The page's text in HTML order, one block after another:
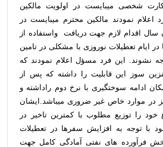
کارت شخصی میبایست در اولویت مالکین
اعلام نمودند مالکین محترم میبایست در
سال اقدام لازم جهت دریافت ‌ واستفاده از
ایام تعطیلات نوروزی با مشکلی در تامین
نشوند. این فرد مسؤل اعلام نمودند که
سوز این قابلیت را داشته که پس از
ادامه سوختگیری با نرخ دوم راداشته و
در موارد خاص غیر ضروری میباشد.ایشان
را توزیع مطلوب با کمترین تاخیر در
با توجه به افزایش سفرها در تعطیلات
فرآورده های نفتی آمادگی کامل جهت